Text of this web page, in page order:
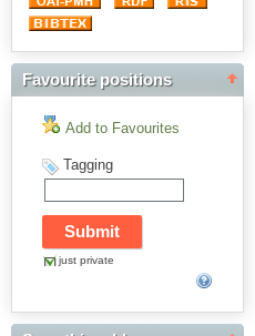
Favourite positions
Add to Favourites
Tagging
just private